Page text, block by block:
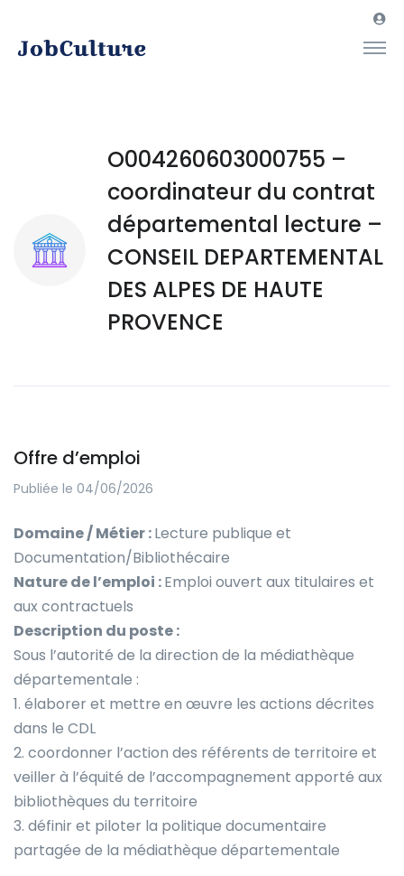
O004260603000755 –
coordinateur du contrat
départemental lecture –
CONSEIL DEPARTEMENTAL
DES ALPES DE HAUTE
PROVENCE
Offre d’emploi
Publiée le 04/06/2026
Domaine / Métier :Lecture publique et
Documentation/Bibliothécaire
Nature de l’emploi :Emploi ouvert aux titulaires et
aux contractuels
Description du poste :
Sous l’autorité de la direction de la médiathèque
départementale :
1. élaborer et mettre en œuvre les actions décrites
dans le CDL
2. coordonner l’action des référents de territoire et
veiller à l’équité de l’accompagnement apporté aux
bibliothèques du territoire
3. définir et piloter la politique documentaire
partagée de la médiathèque départementale